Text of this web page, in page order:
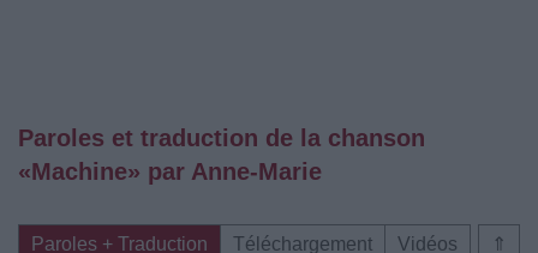
Paroles et traduction de la chanson
«Machine» par Anne-Marie
⇑
Paroles + Traduction Téléchargement
Vidéos